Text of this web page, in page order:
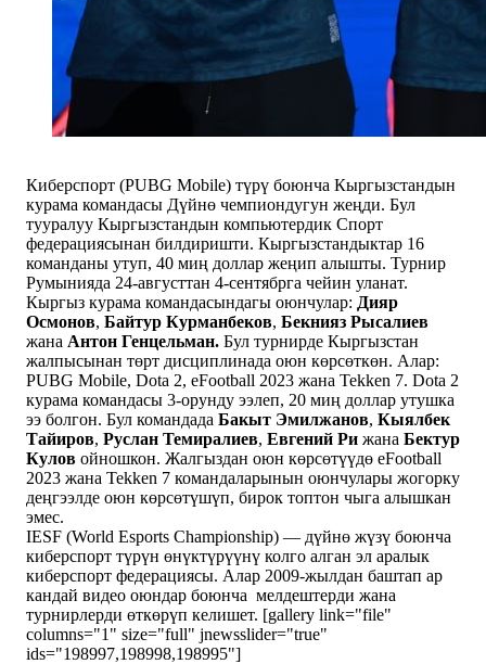
Киберспорт (PUBG Mobile) түрү боюнча Кыргызстандын
курама командасы Дүйнө чемпиондугун жеңди. Бул
тууралуу Кыргызстандын компьютердик Спорт
федерациясынан билдиришти. Кыргызстандыктар 16
команданы утуп, 40 миң доллар жеңип алышты. Турнир
Румынияда 24-августтан 4-сентябрга чейин уланат.
Кыргыз курама командасындагы оюнчулар: Дияр
Осмонов, Байтур Курманбеков, Бекнияз Рысалиев
жана Антон Генцельман. Бул турнирде Кыргызстан
жалпысынан төрт дисциплинада оюн көрсөткөн. Алар:
PUBG Mobile, Dota 2, eFootball 2023 жана Tekken 7. Dota 2
курама командасы 3-орунду ээлеп, 20 миң доллар утушка
ээ болгон. Бул командада Бакыт Эмилжанов, Кыялбек
Тайиров, Руслан Темиралиев, Евгений Ри жана Бектур
Кулов ойношкон. Жалгыздан оюн көрсөтүүдө eFootball
2023 жана Tekken 7 командаларынын оюнчулары жогорку
деңгээлде оюн көрсөтүшүп, бирок топтон чыга алышкан
эмес.
IESF (World Esports Championship) — дүйнө жүзү боюнча
киберспорт түрүн өнүктүрүүнү колго алган эл аралык
киберспорт федерациясы. Алар 2009-жылдан баштап ар
кандай видео оюндар боюнча мелдештерди жана
турнирлерди өткөрүп келишет. [gallery link="file"
columns="1" size="full" jnewsslider="true"
ids="198997,198998,198995"]